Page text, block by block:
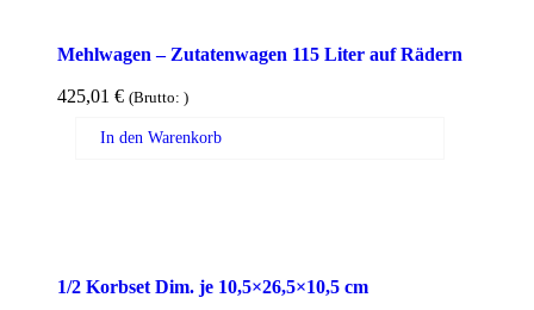
Mehlwagen – Zutatenwagen 115 Liter auf Rädern
425,01 € (Brutto: )
In den Warenkorb
1/2 Korbset Dim. je 10,5×26,5×10,5 cm